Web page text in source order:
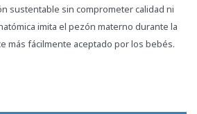
sustentable sin comprometer calidad ni
imita el pezón materno durante la
más fácilmente aceptado por los bebés.